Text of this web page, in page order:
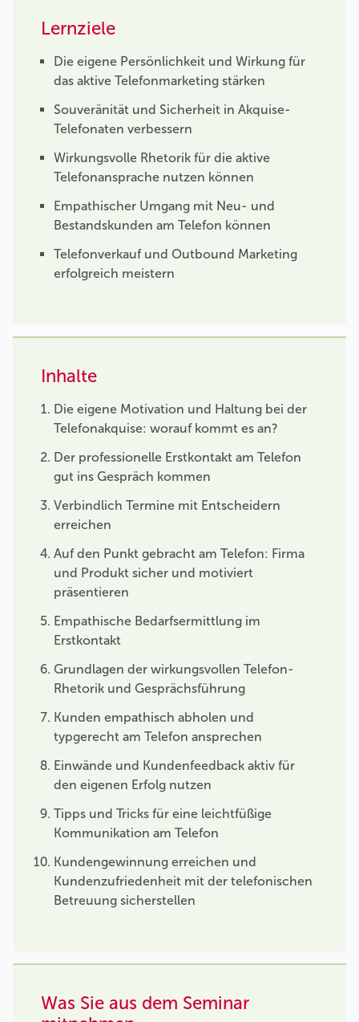
Lernziele
Die eigene Persönlichkeit und Wirkung für
das aktive Telefonmarketing stärken
Souveränität und Sicherheit in Akquise-
Telefonaten verbessern
Wirkungsvolle Rhetorik für die aktive
Telefonansprache nutzen können
Empathischer Umgang mit Neu- und
Bestandskunden am Telefon können
Telefonverkauf und Outbound Marketing
erfolgreich meistern
Inhalte
Die eigene Motivation und Haltung bei der
Telefonakquise: worauf kommt es an?
Der professionelle Erstkontakt am Telefon
gut ins Gespräch kommen
Verbindlich Termine mit Entscheidern
erreichen
Auf den Punkt gebracht am Telefon: Firma
und Produkt sicher und motiviert
präsentieren
Empathische Bedarfsermittlung im
Erstkontakt
Grundlagen der wirkungsvollen Telefon-
Rhetorik und Gesprächsführung
Kunden empathisch abholen und
typgerecht am Telefon ansprechen
Einwände und Kundenfeedback aktiv für
den eigenen Erfolg nutzen
Tipps und Tricks für eine leichtfüßige
Kommunikation am Telefon
Kundengewinnung erreichen und
Kundenzufriedenheit mit der telefonischen
Betreuung sicherstellen
Was Sie aus dem Seminar